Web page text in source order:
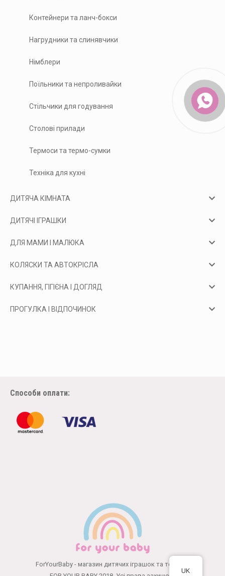
Контейнери та ланч-бокси
Нагрудники та слинявчики
Німблери
Поїльники та непроливайки
Стільчики для годування
Столові прилади
Термоси та термо-сумки
Техніка для кухні
ДИТЯЧА КІМНАТА
ДИТЯЧІ ІГРАШКИ
ДЛЯ МАМИ І МАЛЮКА
КОЛЯСКИ ТА АВТОКРІСЛА
КУПАННЯ, ГІГІЄНА І ДОГЛЯД
ПРОГУЛКА І ВІДПОЧИНОК
Способи оплати:
ForYourBaby - магазин дитячих іграшок та товарів
UK